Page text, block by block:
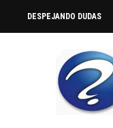
DESPEJANDO DUDAS